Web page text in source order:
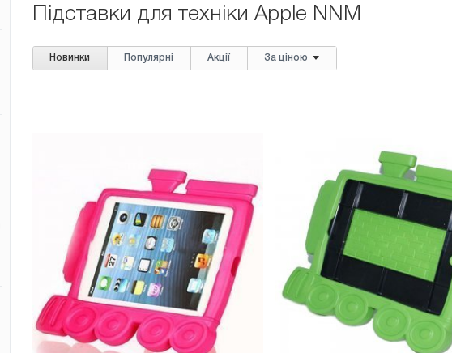
Підставки для техніки Apple NNM
Новинки Популярні Акції За ціною